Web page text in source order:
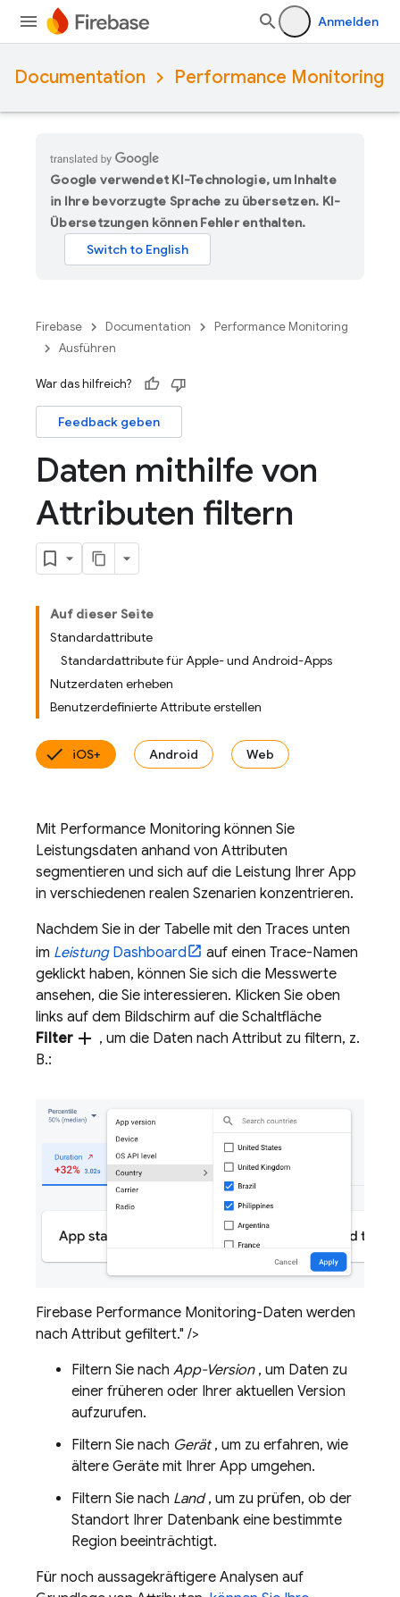
Anmelden
Documentation Performance Monitoring
Google verwendet KI-Technologie, um Inhalte
in Ihre bevorzugte Sprache zu übersetzen. KI-
Übersetzungen können Fehler enthalten.
Firebase Documentation
Performance Monitoring
Ausführen
War das hilfreich?
Feedback geben
Daten mithilfe von
Attributen filtern
Auf dieser Seite
Standardattribute
Standardattribute für Apple- und Android-Apps
Nutzerdaten erheben
Benutzerdefinierte Attribute erstellen
iOS+ Android Web
Mit Performance Monitoring können Sie
Leistungsdaten anhand von Attributen
segmentieren und sich auf die Leistung Ihrer App
in verschiedenen realen Szenarien konzentrieren.
Nachdem Sie in der Tabelle mit den Traces unten
im LeistungDashboard
auf einen Trace-Namen
geklickt haben, können Sie sich die Messwerte
ansehen, die Sie interessieren. Klicken Sie oben
links auf dem Bildschirm auf die Schaltfläche
Filter add , um die Daten nach Attribut zu filtern, z.
B.:
Firebase Performance Monitoring-Daten werden
nach Attribut gefiltert." />
Filtern Sie nach App-Version, um Daten zu
einer früheren oder Ihrer aktuellen Version
aufzurufen.
Filtern Sie nach Gerät, um zu erfahren, wie
ältere Geräte mit Ihrer App umgehen.
Filtern Sie nach Land, um zu prüfen, ob der
Standort Ihrer Datenbank eine bestimmte
Region beeinträchtigt.
Für noch aussagekräftigere Analysen auf